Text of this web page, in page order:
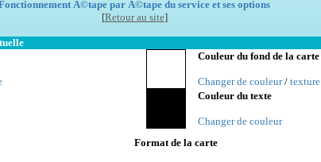
Ã©tape par Ã©tape du service et ses options
[Retour au site]
Couleur du fond de la carte
Changer de couleur/ texture
Couleur du texte
Changer de couleur
Format de la carte